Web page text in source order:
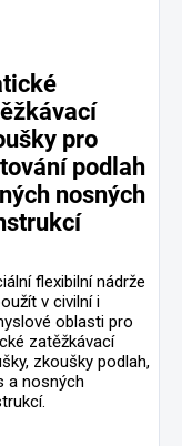
pro
podlah
nosných
flexibilní nádrže
v civilní i
oblasti pro
zatěžkávací
zkoušky podlah,
a nosných